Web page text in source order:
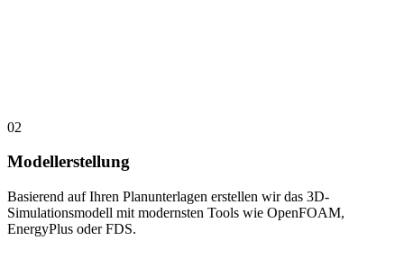
02
Modellerstellung
Basierend auf Ihren Planunterlagen erstellen wir das 3D-
Simulationsmodell mit modernsten Tools wie OpenFOAM,
EnergyPlus oder FDS.